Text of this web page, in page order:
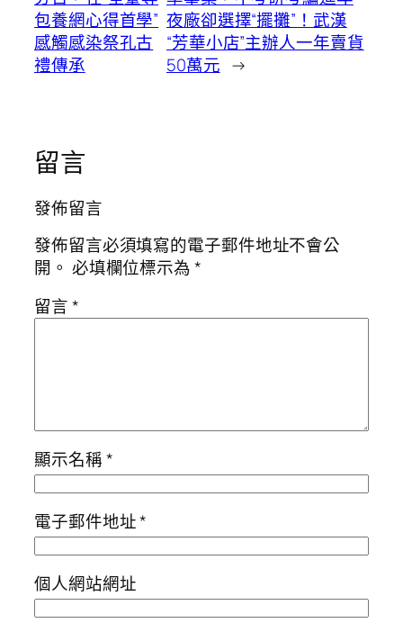
包養網心得首學”
感觸感染祭孔古
禮傳承
夜廠卻選擇“擺攤”！武漢
“芳華小店”主辦人一年賣貨
50萬元 →
留言
發佈留言
發佈留言必須填寫的電子郵件地址不會公
開。 必填欄位標示為*
留言*
顯示名稱*
電子郵件地址*
個人網站網址